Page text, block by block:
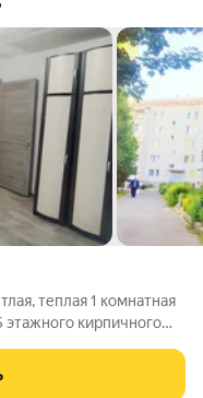
теплая 1 комнатная
этажного кирпичного
все самое дорогое):